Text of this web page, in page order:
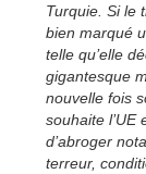
Turquie. Si le
bien marqué
telle qu’elle
gigantesque
nouvelle fois
souhaite l’UE
d’abroger
terreur,